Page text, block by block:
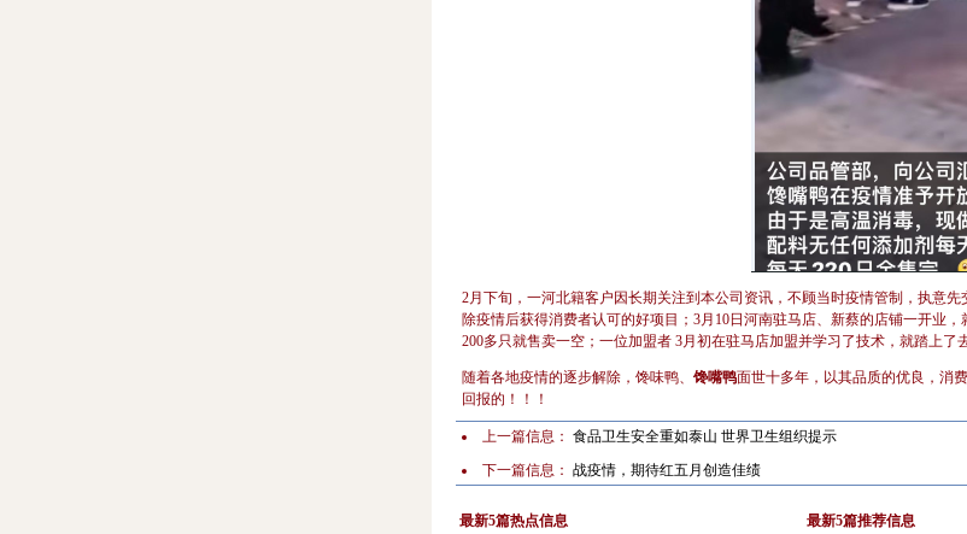
2月下旬，一河北籍客户因长期关注到本公司资讯，不顾当时疫情管制，执意
除疫情后获得消费者认可的好项目；3月10日河南驻马店、新蔡的店铺一开业
200多只就售卖一空；一位加盟者 3月初在驻马店加盟并学习了技术，就踏上了
随着各地疫情的逐步解除，馋味鸭、 馋嘴鸭面世十多年，以其品质的优良，消
回报的！！！
上一篇信息： 食品卫生安全重如泰山 世界卫生组织提示
下一篇信息： 战疫情，期待红五月创造佳绩
最新5篇热点信息
最新5篇推荐信息